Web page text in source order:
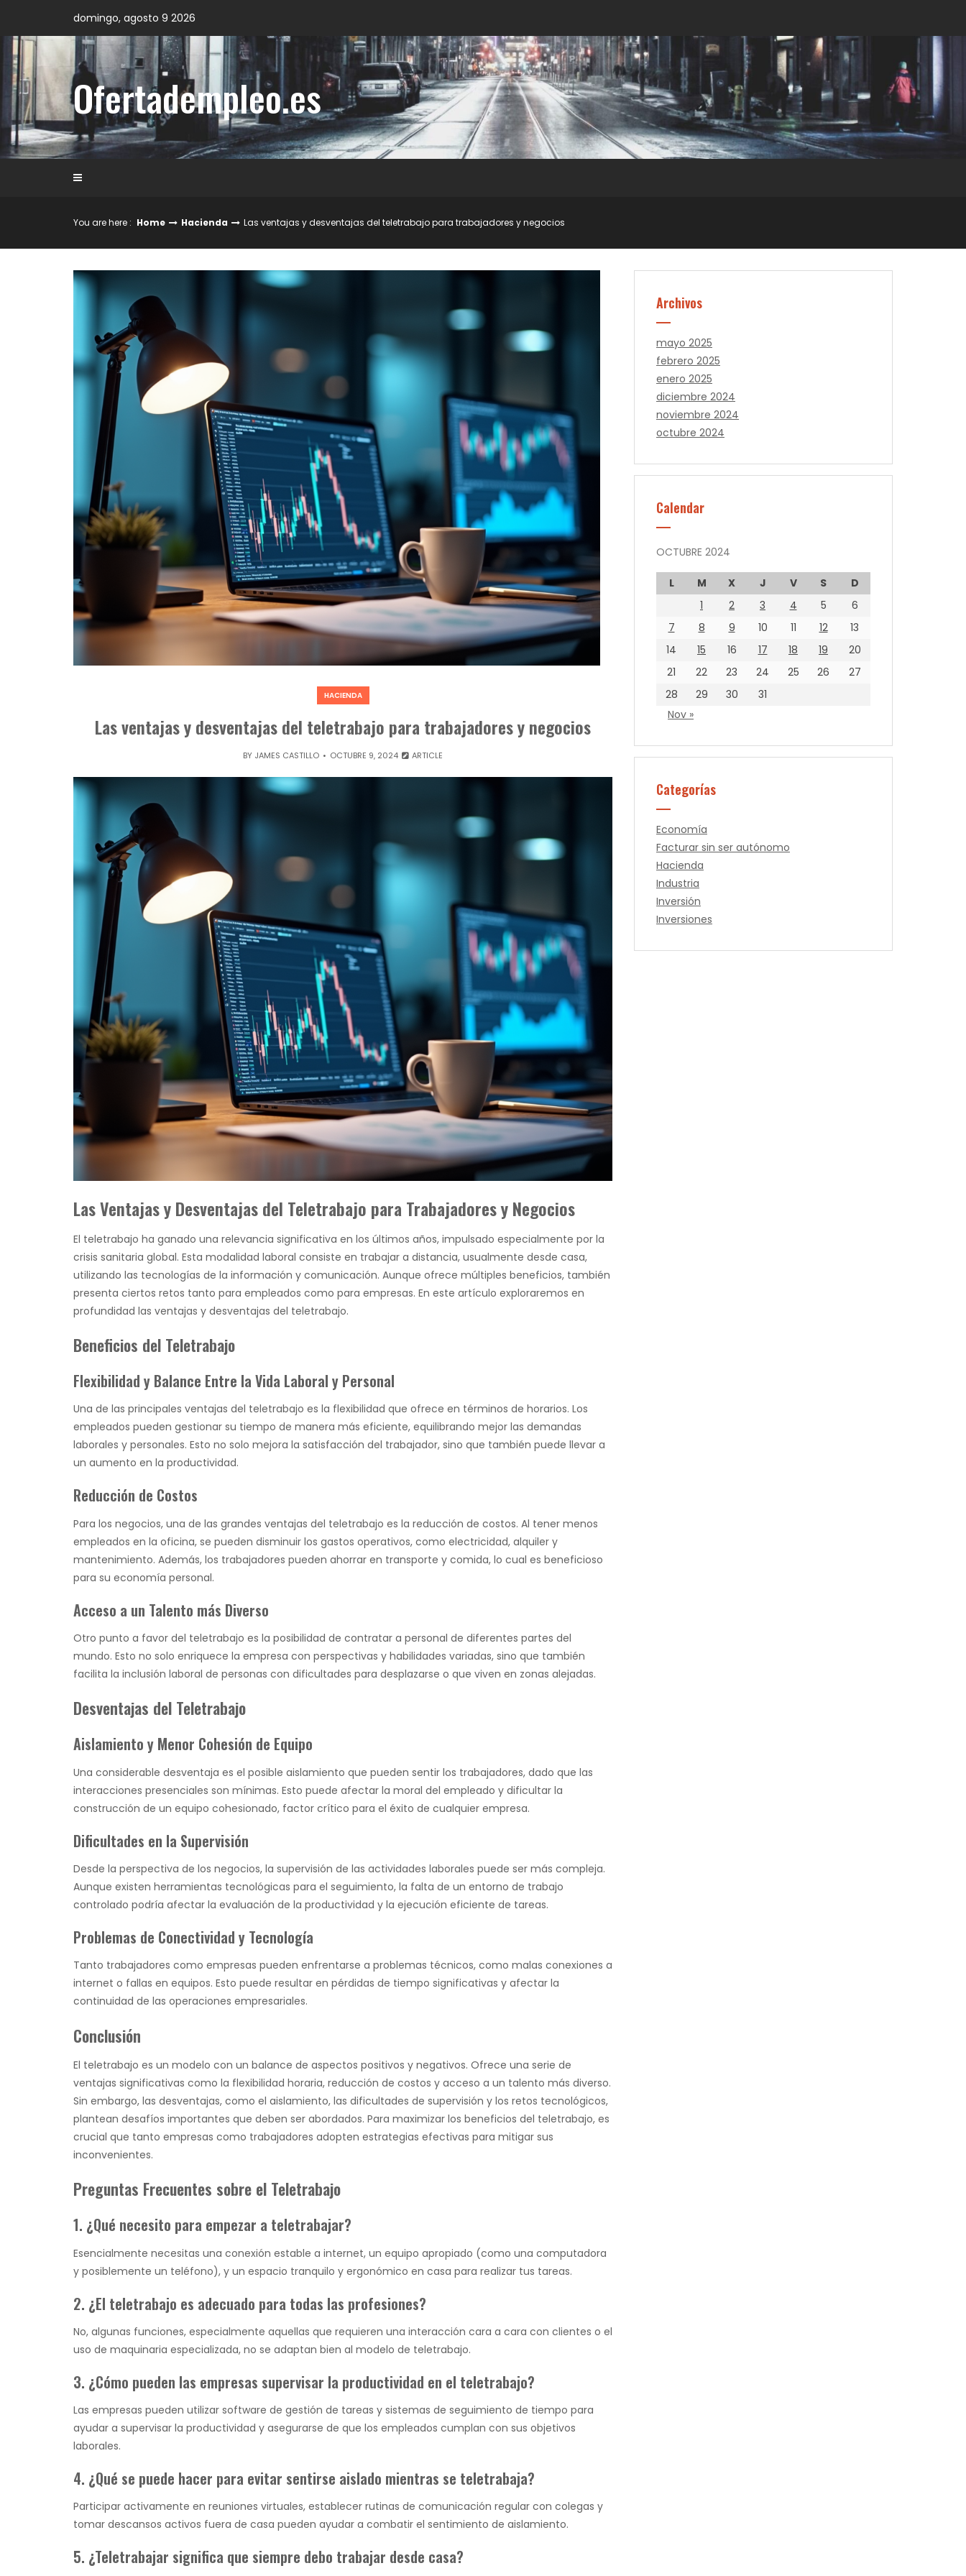
content
domingo, agosto 9 2026
Ofertadempleo.es
You are here : Home Hacienda Las ventajas y desventajas del teletrabajo para trabajadores y negocios
HACIENDA
Las ventajas y desventajas del teletrabajo para trabajadores y negocios
BY JAMES CASTILLO OCTUBRE 9, 2024 ARTICLE
Las Ventajas y Desventajas del Teletrabajo para Trabajadores y Negocios
El teletrabajo ha ganado una relevancia significativa en los últimos años, impulsado especialmente por la
crisis sanitaria global. Esta modalidad laboral consiste en trabajar a distancia, usualmente desde casa,
utilizando las tecnologías de la información y comunicación. Aunque ofrece múltiples beneficios, también
presenta ciertos retos tanto para empleados como para empresas. En este artículo exploraremos en
profundidad las ventajas y desventajas del teletrabajo.
Beneficios del Teletrabajo
Flexibilidad y Balance Entre la Vida Laboral y Personal
Una de las principales ventajas del teletrabajo es la flexibilidad que ofrece en términos de horarios. Los
empleados pueden gestionar su tiempo de manera más eficiente, equilibrando mejor las demandas
laborales y personales. Esto no solo mejora la satisfacción del trabajador, sino que también puede llevar a
un aumento en la productividad.
Reducción de Costos
Para los negocios, una de las grandes ventajas del teletrabajo es la reducción de costos. Al tener menos
empleados en la oficina, se pueden disminuir los gastos operativos, como electricidad, alquiler y
mantenimiento. Además, los trabajadores pueden ahorrar en transporte y comida, lo cual es beneficioso
para su economía personal.
Acceso a un Talento más Diverso
Otro punto a favor del teletrabajo es la posibilidad de contratar a personal de diferentes partes del
mundo. Esto no solo enriquece la empresa con perspectivas y habilidades variadas, sino que también
facilita la inclusión laboral de personas con dificultades para desplazarse o que viven en zonas alejadas.
Desventajas del Teletrabajo
Aislamiento y Menor Cohesión de Equipo
Una considerable desventaja es el posible aislamiento que pueden sentir los trabajadores, dado que las
interacciones presenciales son mínimas. Esto puede afectar la moral del empleado y dificultar la
construcción de un equipo cohesionado, factor crítico para el éxito de cualquier empresa.
Dificultades en la Supervisión
Desde la perspectiva de los negocios, la supervisión de las actividades laborales puede ser más compleja.
Aunque existen herramientas tecnológicas para el seguimiento, la falta de un entorno de trabajo
controlado podría afectar la evaluación de la productividad y la ejecución eficiente de tareas.
Problemas de Conectividad y Tecnología
Tanto trabajadores como empresas pueden enfrentarse a problemas técnicos, como malas conexiones a
internet o fallas en equipos. Esto puede resultar en pérdidas de tiempo significativas y afectar la
continuidad de las operaciones empresariales.
Conclusión
El teletrabajo es un modelo con un balance de aspectos positivos y negativos. Ofrece una serie de
ventajas significativas como la flexibilidad horaria, reducción de costos y acceso a un talento más diverso.
Sin embargo, las desventajas, como el aislamiento, las dificultades de supervisión y los retos tecnológicos,
plantean desafíos importantes que deben ser abordados. Para maximizar los beneficios del teletrabajo, es
crucial que tanto empresas como trabajadores adopten estrategias efectivas para mitigar sus
inconvenientes.
Preguntas Frecuentes sobre el Teletrabajo
1. ¿Qué necesito para empezar a teletrabajar?
Esencialmente necesitas una conexión estable a internet, un equipo apropiado (como una computadora
y posiblemente un teléfono), y un espacio tranquilo y ergonómico en casa para realizar tus tareas.
2. ¿El teletrabajo es adecuado para todas las profesiones?
No, algunas funciones, especialmente aquellas que requieren una interacción cara a cara con clientes o el
uso de maquinaria especializada, no se adaptan bien al modelo de teletrabajo.
3. ¿Cómo pueden las empresas supervisar la productividad en el teletrabajo?
Las empresas pueden utilizar software de gestión de tareas y sistemas de seguimiento de tiempo para
ayudar a supervisar la productividad y asegurarse de que los empleados cumplan con sus objetivos
laborales.
4. ¿Qué se puede hacer para evitar sentirse aislado mientras se teletrabaja?
Participar activamente en reuniones virtuales, establecer rutinas de comunicación regular con colegas y
tomar descansos activos fuera de casa pueden ayudar a combatir el sentimiento de aislamiento.
5. ¿Teletrabajar significa que siempre debo trabajar desde casa?
Archivos
mayo 2025
febrero 2025
enero 2025
diciembre 2024
noviembre 2024
octubre 2024
Calendar
OCTUBRE 2024
L M X J V S
D
1
2 3 4 5
6
7
8 9 10 11 12
13
14
15 16 17 18 19
20
21
22 23 24 25 26
27
28
29 30
31
Nov »
Categorías
Economía
Facturar sin ser autónomo
Hacienda
Industria
Inversión
Inversiones